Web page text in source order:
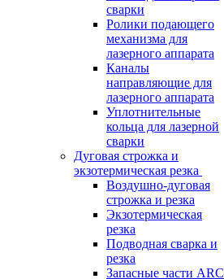
сварки
Ролики подающего
механизма для
лазерного аппарата
Каналы
направляющие для
лазерного аппарата
Уплотнительные
кольца для лазерной
сварки
Дуговая строжка и
экзотермическая резка
Воздушно-дуговая
строжка и резка
Экзотермическая
резка
Подводная сварка и
резка
Запасные части ARC